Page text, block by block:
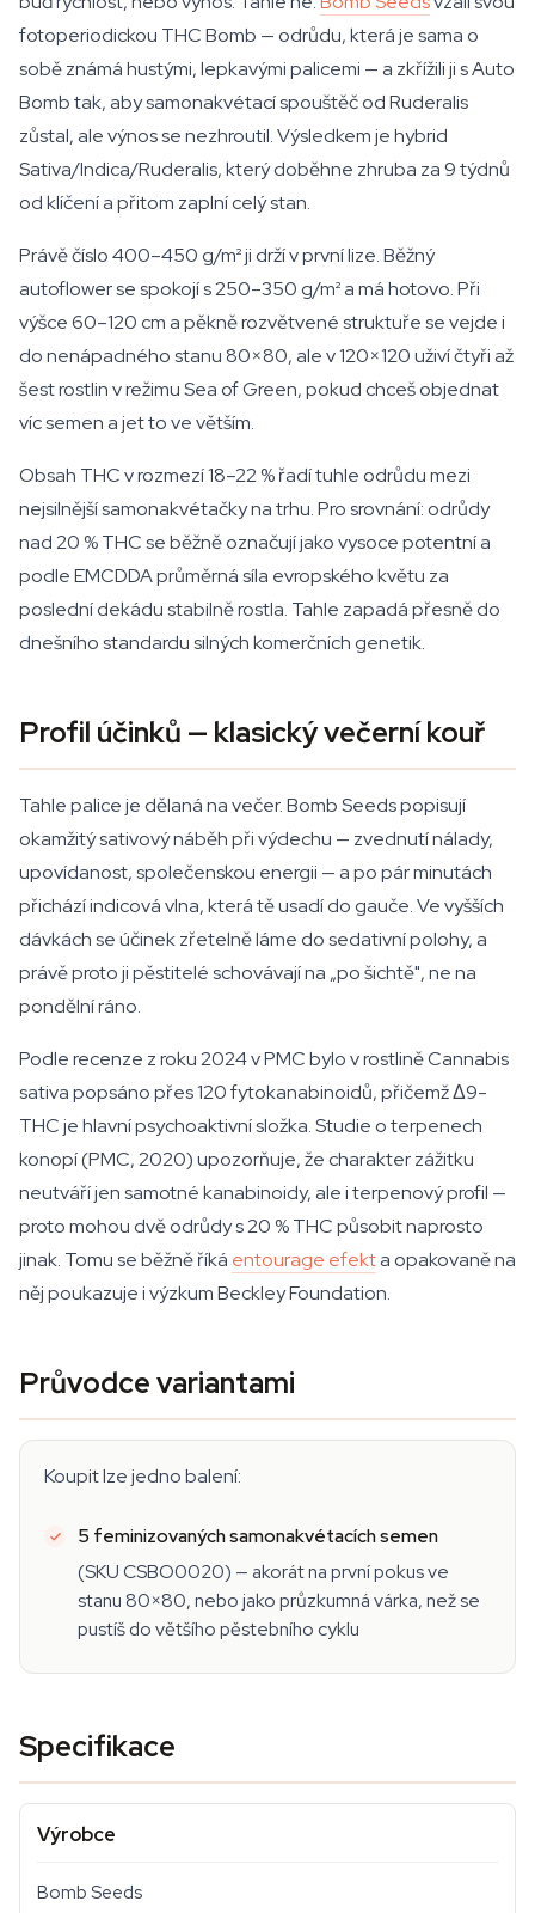
fotoperiodickou THC Bomb — odrůdu, která je sama o
sobě známá hustými, lepkavými palicemi — a zkřížili ji s Auto
Bomb tak, aby samonakvétací spouštěč od Ruderalis
zůstal, ale výnos se nezhroutil. Výsledkem je hybrid
Sativa/Indica/Ruderalis, který doběhne zhruba za 9 týdnů
od klíčení a přitom zaplní celý stan.
Právě číslo 400–450 g/m² ji drží v první lize. Běžný
autoflower se spokojí s 250–350 g/m² a má hotovo. Při
výšce 60–120 cm a pěkně rozvětvené struktuře se vejde i
do nenápadného stanu 80×80, ale v 120×120 uživí čtyři až
šest rostlin v režimu Sea of Green, pokud chceš objednat
víc semen a jet to ve větším.
Obsah THC v rozmezí 18–22 % řadí tuhle odrůdu mezi
nejsilnější samonakvétačky na trhu. Pro srovnání: odrůdy
nad 20 % THC se běžně označují jako vysoce potentní a
podle EMCDDA průměrná síla evropského květu za
poslední dekádu stabilně rostla. Tahle zapadá přesně do
dnešního standardu silných komerčních genetik.
Profil účinků — klasický večerní kouř
Tahle palice je dělaná na večer. Bomb Seeds popisují
okamžitý sativový náběh při výdechu — zvednutí nálady,
upovídanost, společenskou energii — a po pár minutách
přichází indicová vlna, která tě usadí do gauče. Ve vyšších
dávkách se účinek zřetelně láme do sedativní polohy, a
právě proto ji pěstitelé schovávají na „po šichtě", ne na
pondělní ráno.
Podle recenze z roku 2024 v PMC bylo v rostlině Cannabis
sativa popsáno přes 120 fytokanabinoidů, přičemž Δ9-
THC je hlavní psychoaktivní složka. Studie o terpenech
konopí (PMC, 2020) upozorňuje, že charakter zážitku
neutváří jen samotné kanabinoidy, ale i terpenový profil —
proto mohou dvě odrůdy s 20 % THC působit naprosto
jinak. Tomu se běžně říká entourage efekta opakovaně na
něj poukazuje i výzkum Beckley Foundation.
Průvodce variantami
Koupit lze jedno balení:
5 feminizovaných samonakvétacích semen
(SKU CSBO0020) — akorát na první pokus ve
stanu 80×80, nebo jako průzkumná várka, než se
pustíš do většího pěstebního cyklu
Specifikace
Výrobce
Bomb Seeds